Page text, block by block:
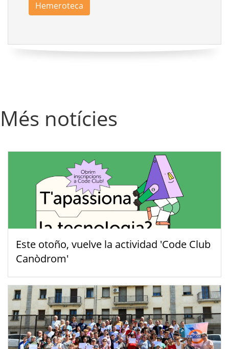
Hemeroteca
Més notícies
Este otoño, vuelve la actividad 'Code Club
Canòdrom'